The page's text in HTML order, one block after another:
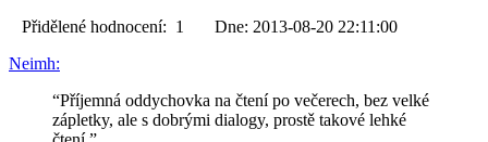
Přidělené hodnocení: 1 Dne: 2013-08-20 22:11:00
Neimh:
“Příjemná oddychovka na čtení po večerech, bez velké
zápletky, ale s dobrými dialogy, prostě takové lehké